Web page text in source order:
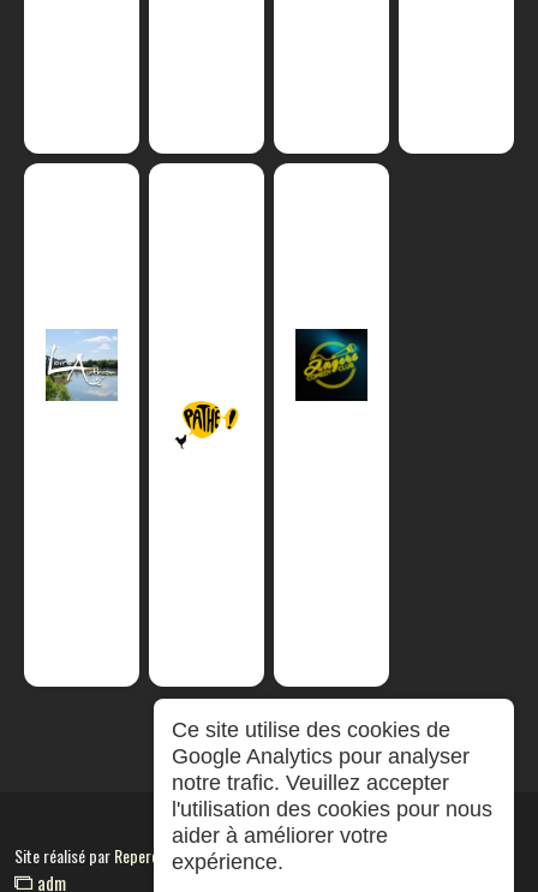
Site réalisé parRepereCom
adm
Ce site utilise des cookies de
Google Analytics pour analyser
notre trafic. Veuillez accepter
l'utilisation des cookies pour nous
aider à améliorer votre
expérience.